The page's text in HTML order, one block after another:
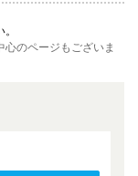
心のページもございま